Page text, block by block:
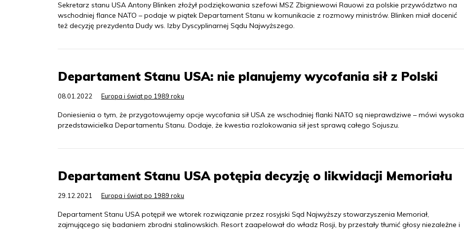
Sekretarz stanu USA Antony Blinken złożył podziękowania szefowi MSZ Zbigniewowi Rauowi za polskie przywództwo na
wschodniej flance NATO – podaje w piątek Departament Stanu w komunikacie z rozmowy ministrów. Blinken miał docenić
też decyzję prezydenta Dudy ws. Izby Dyscyplinarnej Sądu Najwyższego.
Departament Stanu USA: nie planujemy wycofania sił z Polski
08.01.2022 Europa i świat po 1989 roku
Doniesienia o tym, że przygotowujemy opcje wycofania sił USA ze wschodniej flanki NATO są nieprawdziwe – mówi wysoka
przedstawicielka Departamentu Stanu. Dodaje, że kwestia rozlokowania sił jest sprawą całego Sojuszu.
Departament Stanu USA potępia decyzję o likwidacji Memoriału
29.12.2021 Europa i świat po 1989 roku
Departament Stanu USA potępił we wtorek rozwiązanie przez rosyjski Sąd Najwyższy stowarzyszenia Memoriał,
zajmującego się badaniem zbrodni stalinowskich. Resort zaapelował do władz Rosji, by przestały tłumić głosy niezależne i